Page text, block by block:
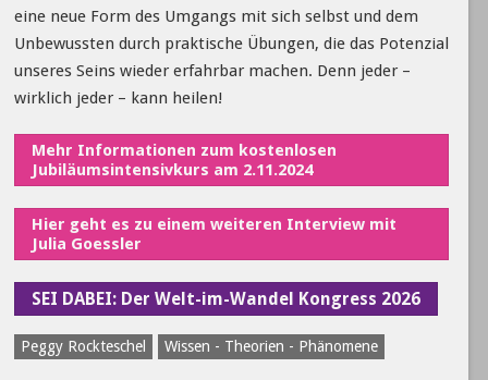
eine neue Form des Umgangs mit sich selbst und dem
Unbewussten durch praktische Übungen, die das Potenzial
unseres Seins wieder erfahrbar machen. Denn jeder –
wirklich jeder – kann heilen!
Mehr Informationen zum kostenlosen
Jubiläumsintensivkurs am 2.11.2024
Hier geht es zu einem weiteren Interview mit
Julia Goessler
SEI DABEI: Der Welt-im-Wandel Kongress 2026
Peggy Rockteschel Wissen - Theorien - Phänomene